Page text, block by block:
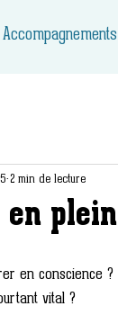
2 min de lecture
en conscience ?
vital ?